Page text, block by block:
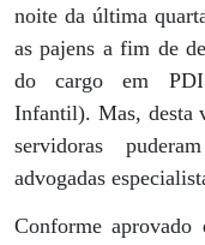
noite da última
as pajens a fim de
do cargo em PDI
Infantil). Mas, desta
servidoras
advogadas
Conforme